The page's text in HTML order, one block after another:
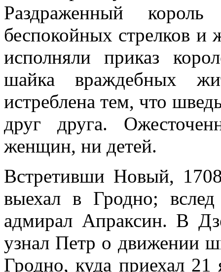
Раздраженный
беспокойных стрелков
исполняли приказ
шайка враждебных
истреблена тем, что
друг друга.
женщин, ни детей.
Встретивши Новый,
выехал в Гродно;
адмирал Апраксин. В
узнал Петр о движении
Гродно, куда приехал